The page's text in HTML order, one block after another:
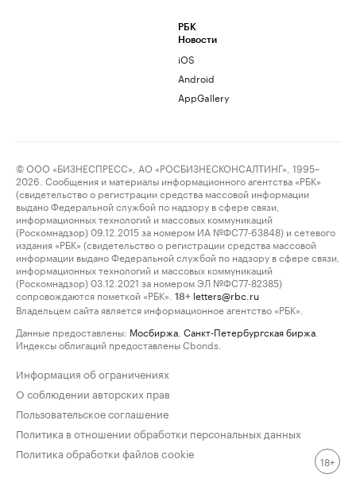
РБК
Новости
iOS
Android
AppGallery
© ООО «БИЗНЕСПРЕСС», АО «РОСБИЗНЕСКОНСАЛТИНГ», 1995–
2026. Сообщения и материалы информационного агентства «РБК»
(свидетельство о регистрации средства массовой информации
выдано Федеральной службой по надзору в сфере связи,
информационных технологий и массовых коммуникаций
(Роскомнадзор) 09.12.2015 за номером ИА №ФС77-63848) и сетевого
издания «РБК» (свидетельство о регистрации средства массовой
информации выдано Федеральной службой по надзору в сфере связи,
информационных технологий и массовых коммуникаций
(Роскомнадзор) 03.12.2021 за номером ЭЛ №ФС77-82385)
сопровождаются пометкой «РБК».
18+ letters@rbc.ru
Владельцем сайта является информационное агентство «РБК».
Данные предоставлены: Мосбиржа Санкт-Петербургская биржа
Индексы облигаций предоставлены Cbonds.
Информация об ограничениях
О соблюдении авторских прав
Пользовательское соглашение
Политика в отношении обработки персональных данных
Политика обработки файлов cookie
18+